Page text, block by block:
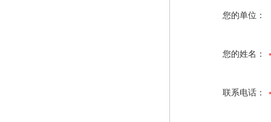
您的单位：
您的姓名：
联系电话：